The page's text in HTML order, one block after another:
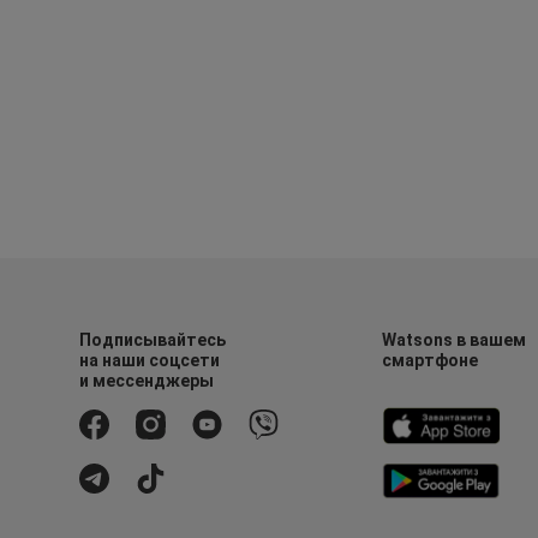
Подписывайтесь
на наши соцсети
и мессенджеры
Watsons в вашем
смартфоне